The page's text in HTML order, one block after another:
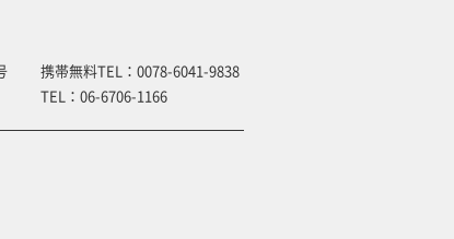
携帯無料TEL： 0078-6041-9838
TEL： 06-6706-1166